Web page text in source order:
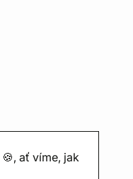
🍪, ať víme, jak